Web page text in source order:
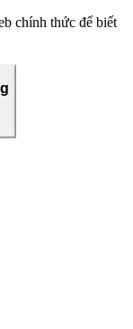
chính thức để biết